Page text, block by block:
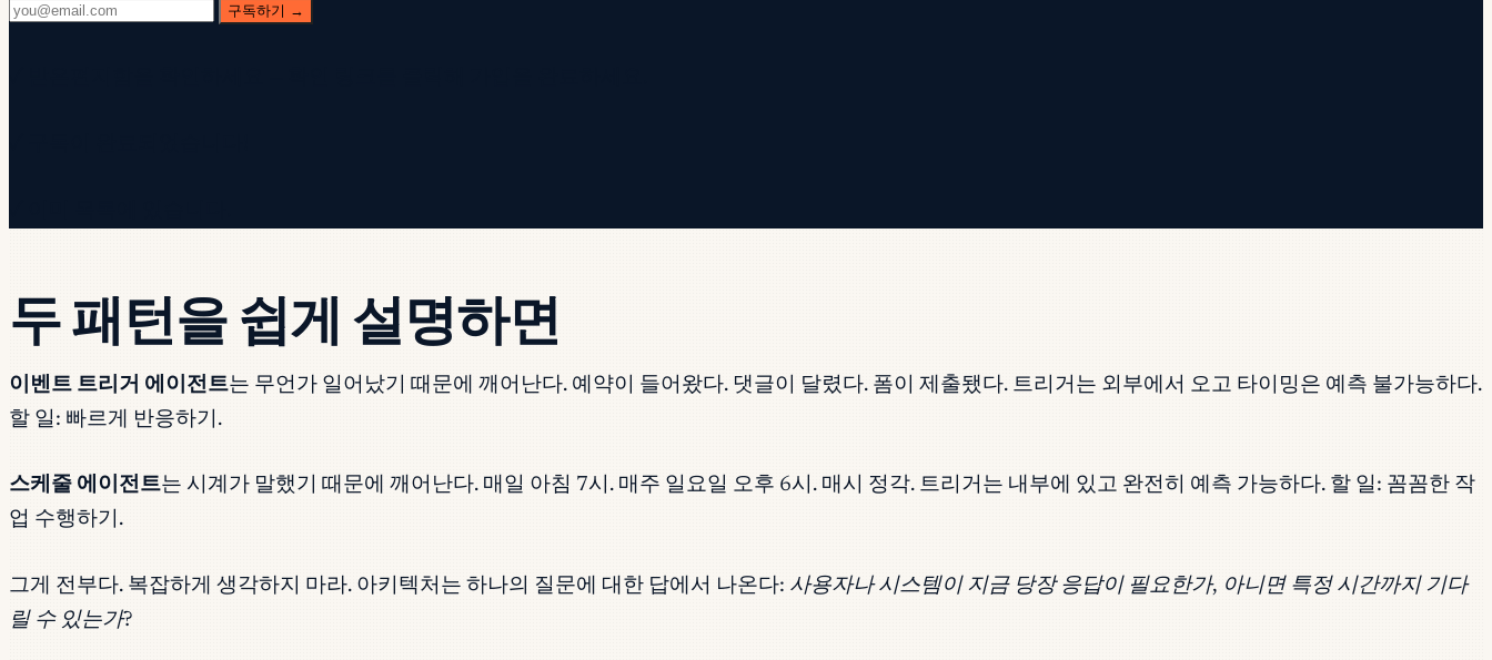
구독하기 →
두 패턴을 쉽게 설명하면
이벤트 트리거 에이전트는 무언가 일어났기 때문에 깨어난다. 예약이 들어왔다. 댓글이 달렸다. 폼이 제출됐다. 트리거는 외부에서 오고 타이밍은 예측 불가능하다.
할 일: 빠르게 반응하기.
스케줄 에이전트는 시계가 말했기 때문에 깨어난다. 매일 아침 7시. 매주 일요일 오후 6시. 매시 정각. 트리거는 내부에 있고 완전히 예측 가능하다. 할 일: 꼼꼼한 작
업 수행하기.
그게 전부다. 복잡하게 생각하지 마라. 아키텍처는 하나의 질문에 대한 답에서 나온다: 사용자나 시스템이 지금 당장 응답이 필요한가, 아니면 특정 시간까지 기다
릴 수 있는가?